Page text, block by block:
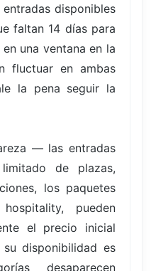
disponibles
faltan 14 días para
una ventana en la
fluctuar en ambas
la pena seguir la
— las entradas
de plazas,
los paquetes
pueden
el precio inicial
disponibilidad es
desaparecen